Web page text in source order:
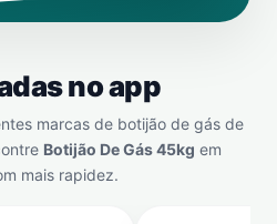
no app
marcas de botijão de gás de
Botijão De Gás 45kg em
mais rapidez.